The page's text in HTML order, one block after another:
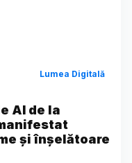
Lumea Digitală
AI de la
și înșelătoare